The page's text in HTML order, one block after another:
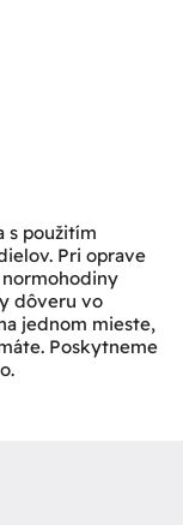
s použitím
Pri oprave
dôveru vo
jednom mieste,
Poskytneme